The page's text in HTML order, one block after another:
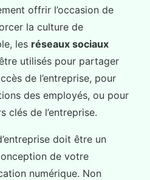
offrir l’occasion de
la culture de
les réseaux sociaux
utilisés pour partager
de l’entreprise, pour
des employés, ou pour
clés de l’entreprise.
doit être un
de votre
numérique. Non